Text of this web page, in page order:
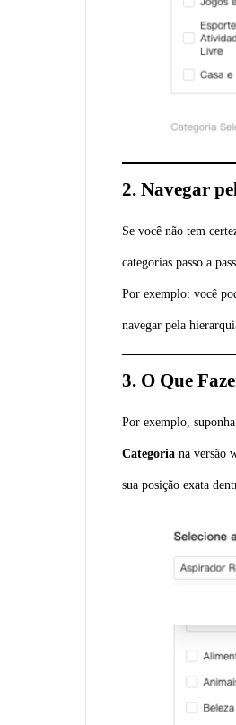
2. Navegar
Se você não tem
categorias passo a
Por exemplo: você
navegar pela
3. O Que
Por exemplo,
Categoria na versão
sua posição exata